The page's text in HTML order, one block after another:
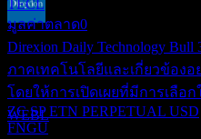
ขึ้น XD
23
JUN 28
Direxion Daily Dow Jones
ประมาณการ
WEBL
TECL
มูลค่าตลาด0
Direxion Daily Technology
ภาคเทคโนโลยีและเกี่ยวข้อง
โดยให้การเปิดเผยที่มีการเลือ
ZC SP ETN PERPETUAL USD
FNGU